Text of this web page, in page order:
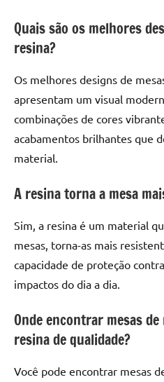
Quais são os melhores
resina?
Os melhores designs de
apresentam um visual
combinações de cores
acabamentos brilhantes que
material.
A resina torna a mesa
Sim, a resina é um material
mesas, torna-as mais
capacidade de proteção
impactos do dia a dia.
Onde encontrar mesas
resina de qualidade?
Você pode encontrar mesas